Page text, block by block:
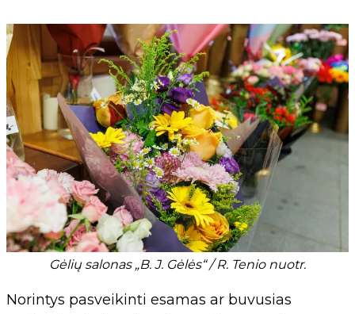
Gėlių salonas „B. J. Gėlės“ / R. Tenio nuotr.
Norintys pasveikinti esamas ar buvusias